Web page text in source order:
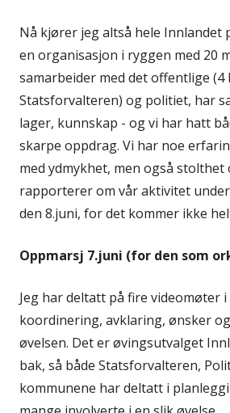
Nå kjører jeg altså hele Innlandet
en organisasjon i ryggen med 20
samarbeider med det offentlige
Statsforvalteren) og politiet, har
lager, kunnskap - og vi har hatt
skarpe oppdrag. Vi har noe
med ydmykhet, men også stolthet
rapporterer om vår aktivitet
den 8.juni, for det kommer ikke
Oppmarsj 7.juni (for den som
Jeg har deltatt på fire videomøter
koordinering, avklaring, ønsker
øvelsen. Det er øvingsutvalget
bak, så både Statsforvalteren,
kommunene har deltatt i